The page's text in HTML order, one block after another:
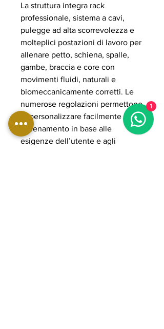
La struttura integra rack
professionale, sistema a cavi,
pulegge ad alta scorrevolezza e
molteplici postazioni di lavoro per
allenare petto, schiena, spalle,
gambe, braccia e core con
movimenti fluidi, naturali e
biomeccanicamente corretti. Le
numerose regolazioni permettono
di personalizzare facilmente
l’allenamento in base alle
esigenze dell’utente e agli
1